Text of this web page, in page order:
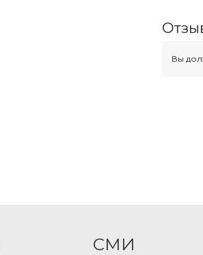
Вы
СМИ